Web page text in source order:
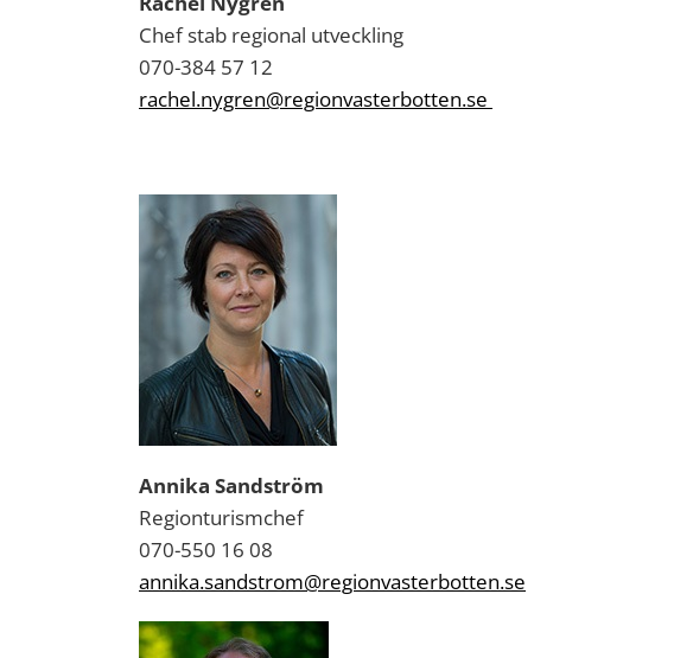
Chef stab regional utveckling
070-384 57 12
rachel.nygren@regionvasterbotten.se
Annika Sandström
Regionturismchef
070-550 16 08
annika.sandstrom@regionvasterbotten.se